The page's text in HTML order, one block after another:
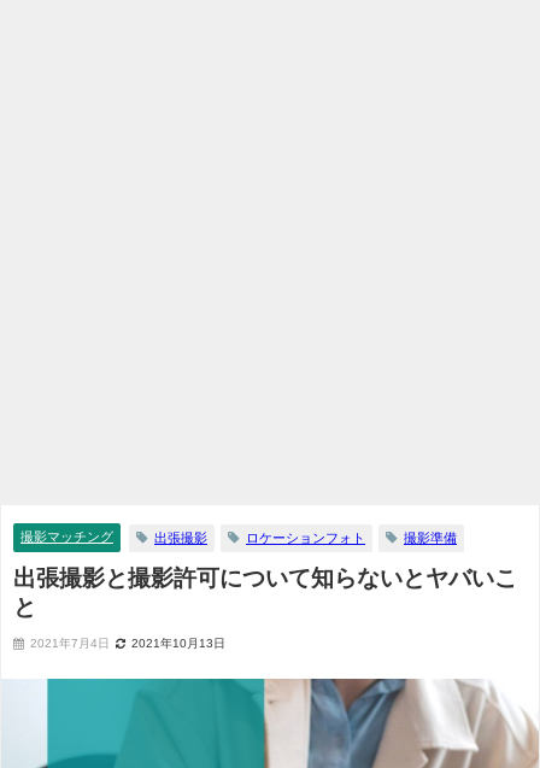
撮影マッチング 出張撮影 ロケーションフォト 撮影準備
出張撮影と撮影許可について知らないとヤバいこ
と
2021年7月4日 2021年10月13日